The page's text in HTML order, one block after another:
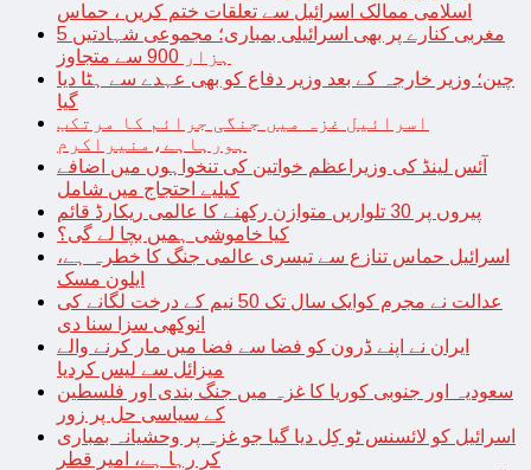
اسلامی ممالک اسرائیل سے تعلقات ختم کریں ، حماس
مغربی کنارے پر بھی اسرائیلی بمباری؛ مجموعی شہادتیں 5
ہزار 900 سے متجاوز
چین؛ وزیر خارجہ کے بعد وزیر دفاع کو بھی عہدے سے ہٹا دیا
گیا
اسرائیل غزہ میں جنگی جرائم کا مرتکب
ہورہاہے،منیراکرم
آئس لینڈ کی وزیراعظم خواتین کی تنخواہوں میں اضافے
کیلیے احتجاج میں شامل
پیروں پر 30 تلواریں متوازن رکھنے کا عالمی ریکارڈ قائم
کیا خاموشی ہمیں بچا لے گی؟
اسرائیل حماس تنازع سے تیسری عالمی جنگ کا خطرہ ہے،
ایلون مسک
عدالت نے مجرم کوایک سال تک 50 نیم کے درخت لگانے کی
انوکھی سزا سنا دی
ایران نے اپنے ڈرون کو فضا سے فضا میں مار کرنے والے
میزائل سے لیس کردیا
سعودیہ اور جنوبی کوریا کا غزہ میں جنگ بندی اور فلسطین
کے سیاسی حل پر زور
اسرائیل کو لائسنس ٹو کِل دیا گیا جو غزہ پر وحشیانہ بمباری
کر رہا ہے، امیرِ قطر